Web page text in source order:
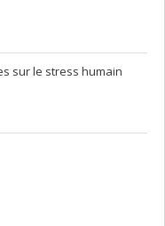
sur le stress humain